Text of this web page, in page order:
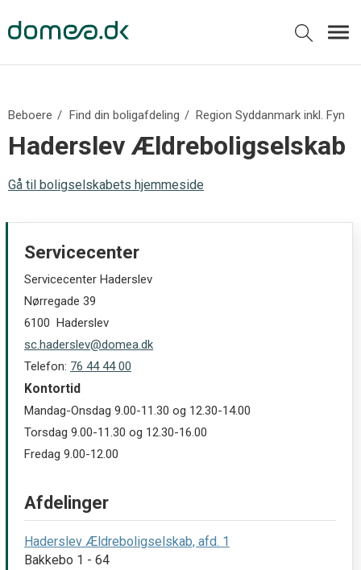
Beboere Find din boligafdeling Region Syddanmark inkl. Fyn
Haderslev Ældreboligselskab
Gå til boligselskabets hjemmeside
Servicecenter
Servicecenter Haderslev
Nørregade 39
6100 Haderslev
sc.haderslev@domea.dk
Telefon: 76 44 44 00
Kontortid
Mandag-Onsdag 9.00-11.30 og 12.30-14.00
Torsdag 9.00-11.30 og 12.30-16.00
Fredag 9.00-12.00
Afdelinger
Haderslev Ældreboligselskab, afd. 1
Bakkebo 1 - 64